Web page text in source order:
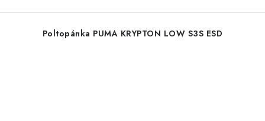
Poltopánka PUMA KRYPTON LOW S3S ESD